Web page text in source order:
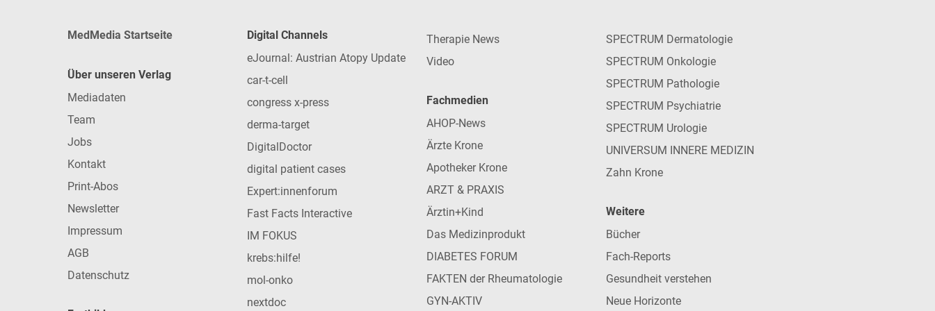
MedMedia Startseite
Über unseren Verlag
Mediadaten
Team
Jobs
Kontakt
Print-Abos
Newsletter
Impressum
AGB
Datenschutz
Digital Channels
eJournal: Austrian Atopy Update
car-t-cell
congress x-press
derma-target
DigitalDoctor
digital patient cases
Expert:innenforum
Fast Facts Interactive
IM FOKUS
krebs:hilfe!
mol-onko
nextdoc
Therapie News
Video
Fachmedien
AHOP-News
Ärzte Krone
Apotheker Krone
ARZT & PRAXIS
Ärztin+Kind
Das Medizinprodukt
DIABETES FORUM
FAKTEN der Rheumatologie
GYN-AKTIV
SPECTRUM Dermatologie
SPECTRUM Onkologie
SPECTRUM Pathologie
SPECTRUM Psychiatrie
SPECTRUM Urologie
UNIVERSUM INNERE MEDIZIN
Zahn Krone
Weitere
Bücher
Fach-Reports
Gesundheit verstehen
Neue Horizonte